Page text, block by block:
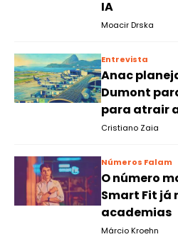
IA
Moacir Drska
Entrevista
Anac
Dumont
para atrair
Cristiano Zaia
Números Falam
O número
Smart Fit já
academias
Márcio Kroehn